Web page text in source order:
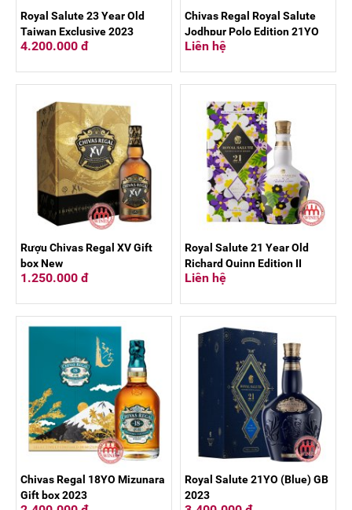
Royal Salute 23 Year Old
Taiwan Exclusive 2023
4.200.000 đ
Chivas Regal Royal Salute
Jodhpur Polo Edition 21YO
700ml
Liên hệ
Rượu Chivas Regal XV Gift
box New
1.250.000 đ
Royal Salute 21 Year Old
Richard Quinn Edition II
launches
Liên hệ
Chivas Regal 18YO Mizunara
Gift box 2023
Royal Salute 21YO (Blue) GB
2023